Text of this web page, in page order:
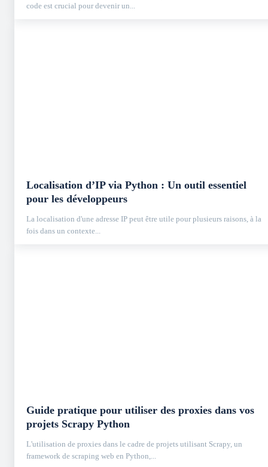
code est crucial pour devenir un...
Localisation d’IP via Python : Un outil essentiel
pour les développeurs
La localisation d'une adresse IP peut être utile pour plusieurs raisons, à la
fois dans un contexte...
Guide pratique pour utiliser des proxies dans vos
projets Scrapy Python
L'utilisation de proxies dans le cadre de projets utilisant Scrapy, un
framework de scraping web en Python,...